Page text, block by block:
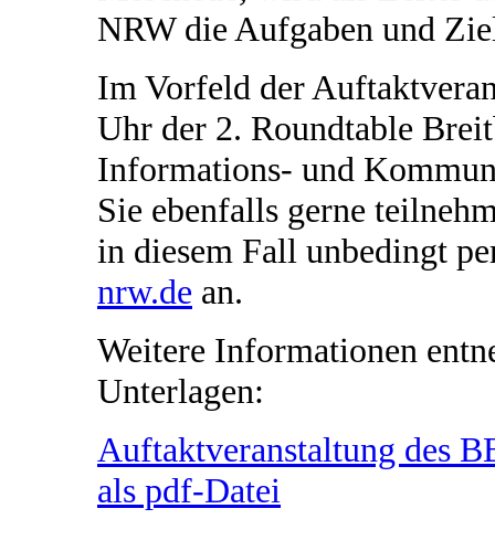
NRW die Aufgaben und
Im Vorfeld der
Uhr der 2. Roundtable
Informations- und
Sie ebenfalls gerne
in diesem Fall unbedingt
nrw.de an.
Weitere Informationen
Unterlagen:
Auftaktveranstaltung des
als pdf-Datei